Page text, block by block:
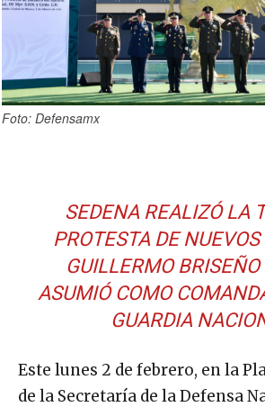
Foto: Defensamx
SEDENA REALIZÓ LA
PROTESTA DE
GUILLERMO BRISEÑO
ASUMIÓ COMO
GUARDIA
Este lunes 2 de febrero, en la
de la Secretaría de la Defensa